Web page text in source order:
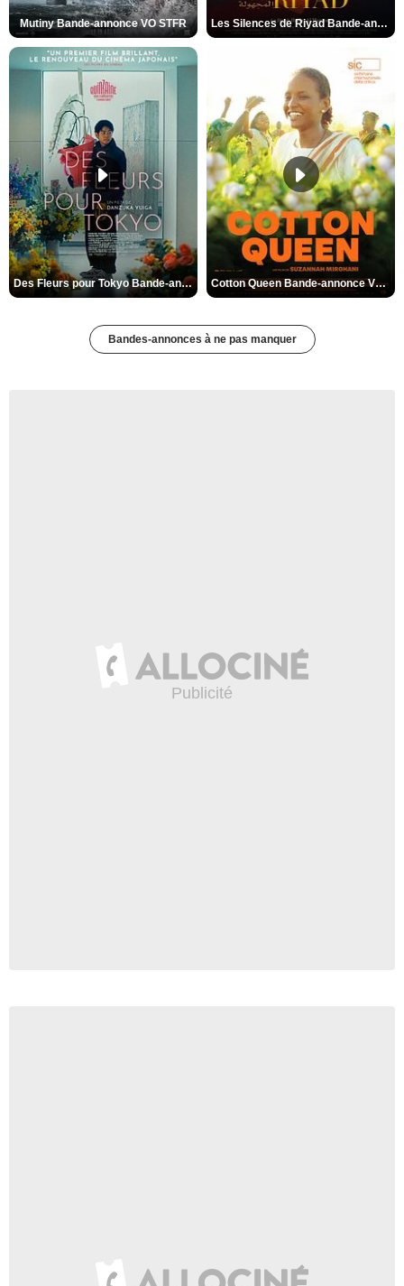
Mutiny Bande-annonce VO STFR Les Silences de Riyad Bande-annonce VO STFR
Des Fleurs pour Tokyo Bande-annonce VO STFR Cotton Queen Bande-annonce VO STFR
Bandes-annonces à ne pas manquer